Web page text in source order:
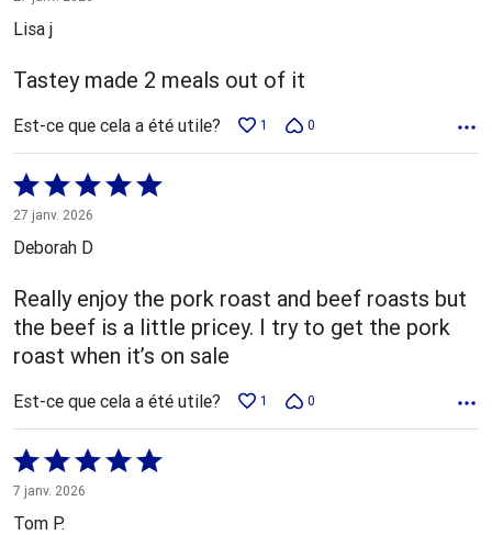
5Lisa j
Tastey made 2 meals out of it
Est-ce que cela a été utile? 1 0
Coté
5 sur
5
27 janv. 2026
Deborah D
Really enjoy the pork roast and beef roasts but
the beef is a little pricey. I try to get the pork
roast when it’s on sale
Est-ce que cela a été utile? 1 0
Coté
5 sur
5
7 janv. 2026
Tom P.